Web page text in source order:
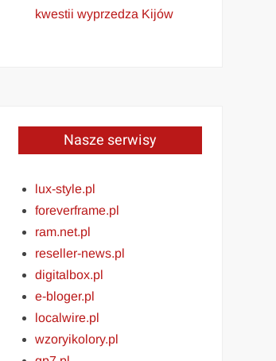
kwestii wyprzedza Kijów
Nasze serwisy
lux-style.pl
foreverframe.pl
ram.net.pl
reseller-news.pl
digitalbox.pl
e-bloger.pl
localwire.pl
wzoryikolory.pl